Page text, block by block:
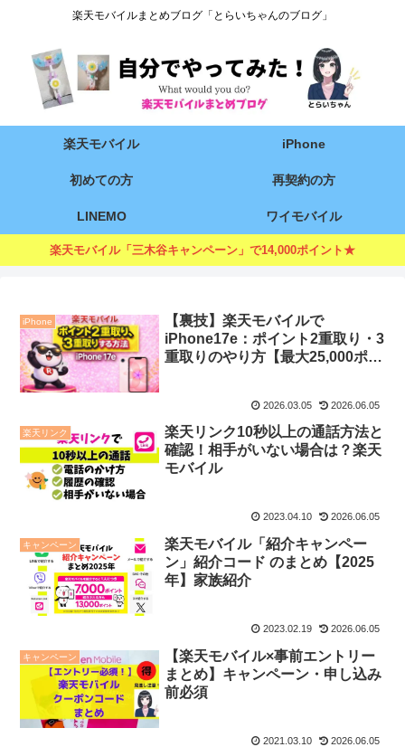
楽天モバイルまとめブログ「とらいちゃんのブログ」
楽天モバイル iPhone
初めての方 再契約の方
LINEMO ワイモバイル
楽天モバイル「三木谷キャンペーン」で14,000ポイント★
iPhone
【裏技】楽天モバイルで
iPhone17e：ポイント2重取り・3
重取りのやり方【最大25,000ポイ
2026.03.05 2026.06.05
楽天リンク
楽天リンク10秒以上の通話方法と
確認！相手がいない場合は？楽天
モバイル
2023.04.10 2026.06.05
キャンペーン
楽天モバイル「紹介キャンペー
ン」紹介コード のまとめ【2025
年】家族紹介
2023.02.19 2026.06.05
キャンペーン
【楽天モバイル×事前エントリー
まとめ】キャンペーン・申し込み
前必須
2021.03.10 2026.06.05